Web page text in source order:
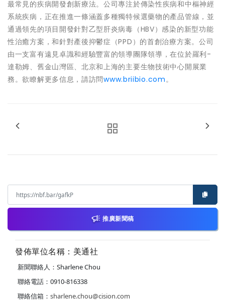
最常見的疾病開發創新療法。公司專注於傳染性疾病和中樞神經
系統疾病，正在推進一條涵蓋多種獨特候選藥物的產品管線，並
通過領先的項目開發針對乙型肝炎病毒（HBV）感染的新型功能
性治癒方案，和針對產後抑鬱症（PPD）的首創治療方案。公司
由一支富有遠見卓識和經驗豐富的領導團隊領導，在位於羅利-
達勒姆、舊金山灣區、北京和上海的主要生物技術中心開展業
務。欲瞭解更多信息，請訪問www.briibio.com。
推廣新聞稿
發佈單位名稱：美通社
新聞聯絡人：Sharlene Chou
聯絡電話：0910-816338
聯絡信箱： sharlene.chou@cision.com